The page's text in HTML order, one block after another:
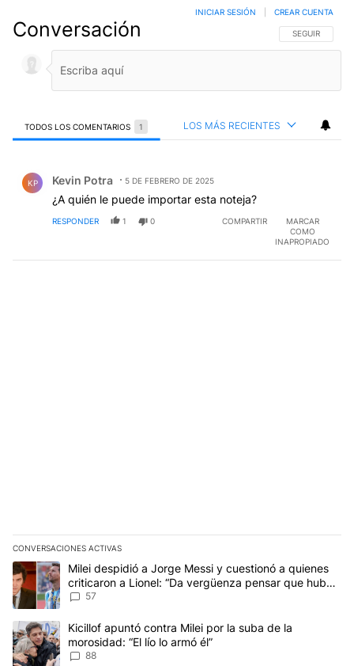
Conversación SIGA ESTA
SEGUIR
INICIAR SESIÓN CREAR CUENTA
TODOS LOS COMENTARIOS 1 LOS MÁS RECIENTES
KP Kevin Potra 5 DE FEBRERO DE 2025
¿A quién le puede importar esta noteja?
RESPONDER 1 0 COMPARTIR
MARCAR
COMO
INAPROPIADO
CONVERSACIONES ACTIVAS
Este listado muestra los artículos con más comentarios en los
Un artículo de tendencia con el título "Milei despidió a Jorge
Milei despidió a Jorge Messi y cuestionó a quienes
criticaron a Lionel: “Da vergüenza pensar que hubo
anti-Messi”
57
Un artículo de tendencia con el título "Kicillof apuntó contra Milei
Kicillof apuntó contra Milei por la suba de la
morosidad: “El lío lo armó él”
88